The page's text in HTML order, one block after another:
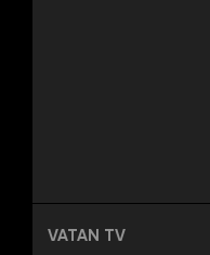
VATAN TV